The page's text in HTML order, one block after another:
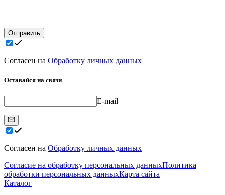
Отправить
Согласен на Обработку личных данных
Оставайся на связи
E-mail
Согласен на Обработку личных данных
Согласие на обработку персональных данныхПолитика
обработки персональных данныхКарта сайта
Каталог